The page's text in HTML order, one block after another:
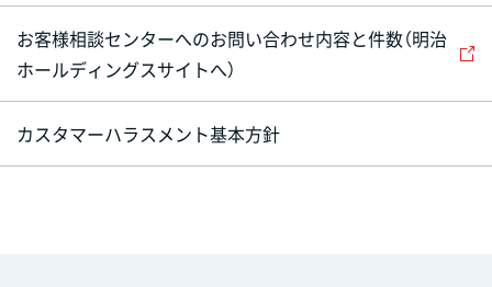
お客様相談センターへのお問い合わせ内容と件数（明治
ホールディングスサイトへ）
カスタマーハラスメント基本方針